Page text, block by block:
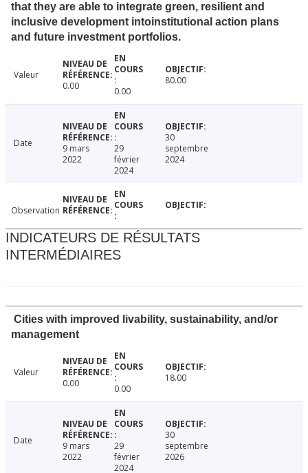
that they are able to integrate green, resilient and
inclusive development intoinstitutional action plans
and future investment portfolios.
Valeur
0.00
0.00
80.00
Date
9 mars
2022
29
février
2024
30
septembre
2024
Observation
INDICATEURS DE RÉSULTATS
INTERMÉDIAIRES
Cities with improved livability, sustainability, and/or
management
Valeur
0.00
0.00
18.00
Date
9 mars
2022
29
février
2024
30
septembre
2026